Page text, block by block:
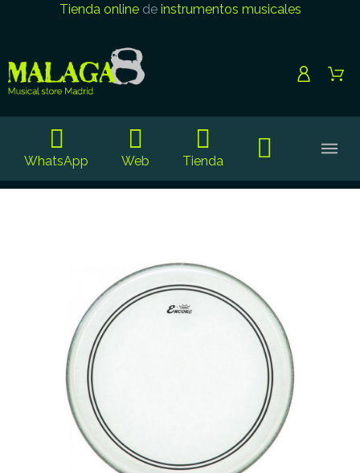
Tienda onlinede instrumentos musicales
WhatsApp Web Tienda